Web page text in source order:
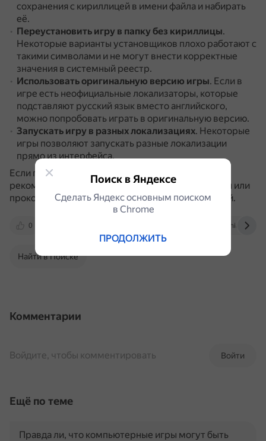
сохранения с кириллицей в имени файла и набирать
её.
Переустановить игру в папку без кириллицы.
Некоторые варианты установщиков плохо работают с
такими символами и не могут внести корректные
значения в системный реестр.
Использовать оригинальную версию игры. Если в
игре есть неофициальные локализаторы, которые
подставляют русский язык вместо английского,
можно попробовать играть в оригинальную версию.
Запускать игру в разных локализациях. Некоторые
игры позволяют запускать разные локализации
прямо из интерфейса.
Если проблема не решается самостоятельно,
рекомендуется обратиться к разработчикам игры или
проконсультироваться с технической поддержкой.
0 forum.csmania.ru
Найти в Поиске
Комментарии
Войти
Войдите, чтобы комментировать
Ещё по теме
Правда ли, что компьютерные игры могут быть
Поиск в Яндексе
Сделать Яндекс основным поиском
в Сhrome
ПРОДОЛЖИТЬ